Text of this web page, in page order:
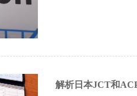
解析日本JCT和